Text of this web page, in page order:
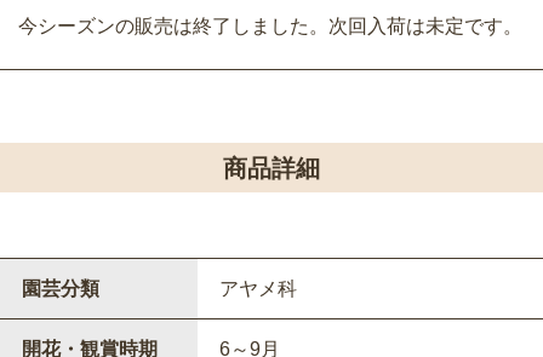
今シーズンの販売は終了しました。次回入荷は未定です。
商品詳細
園芸分類 アヤメ科
開花・観賞時期 6～9月